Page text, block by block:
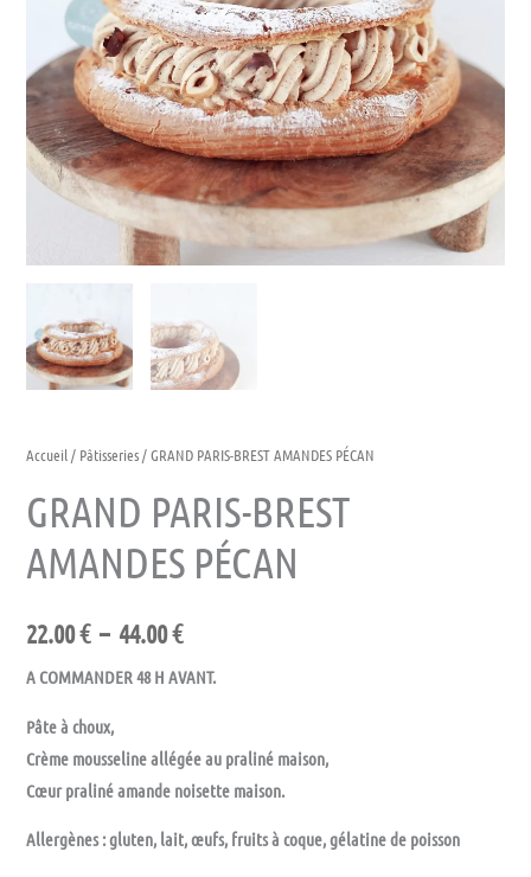
Accueil/ Pâtisseries/ GRAND PARIS-BREST AMANDES PÉCAN
GRAND PARIS-BREST
AMANDES PÉCAN
22.00€ – 44.00€
44.00 €
A COMMANDER 48 H AVANT.
Pâte à choux,
Crème mousseline allégée au praliné maison,
Cœur praliné amande noisette maison.
Allergènes : gluten, lait, œufs, fruits à coque, gélatine de poisson